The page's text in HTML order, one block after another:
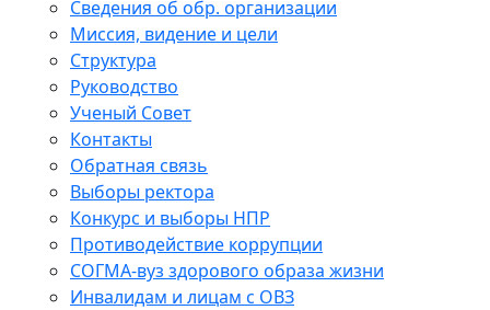
Сведения об обр. организации
Миссия, видение и цели
Структура
Руководство
Ученый Совет
Контакты
Обратная связь
Выборы ректора
Конкурс и выборы НПР
Противодействие коррупции
СОГМА-вуз здорового образа жизни
Инвалидам и лицам с ОВЗ